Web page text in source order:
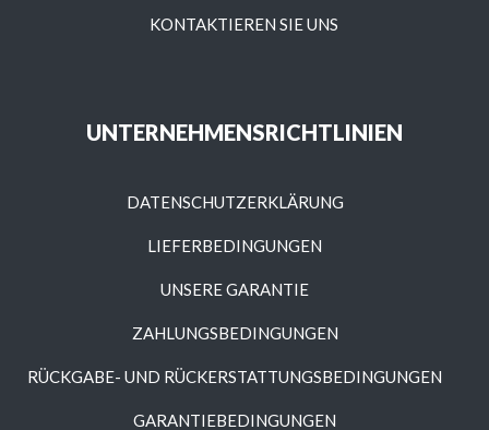
KONTAKTIEREN SIE UNS
UNTERNEHMENSRICHTLINIEN
DATENSCHUTZERKLÄRUNG
LIEFERBEDINGUNGEN
UNSERE GARANTIE
ZAHLUNGSBEDINGUNGEN
RÜCKGABE- UND RÜCKERSTATTUNGSBEDINGUNGEN
GARANTIEBEDINGUNGEN